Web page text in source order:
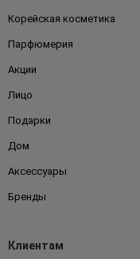
Корейская косметика
Парфюмерия
Акции
Лицо
Подарки
Дом
Аксессуары
Бренды
Клиентам